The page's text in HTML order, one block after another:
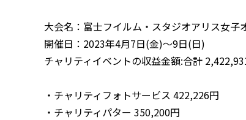
大会名：富士フイルム・スタジオアリス女子
開催日：2023年4月7日(金)～9日(日)
チャリティイベントの収益金額:合計
・チャリティフォトサービス 422,226円
・チャリティパター 350,200円